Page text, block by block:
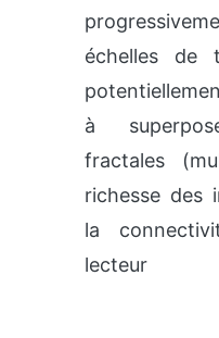
échelles de
à
fractales
richesse des
la
lecteur